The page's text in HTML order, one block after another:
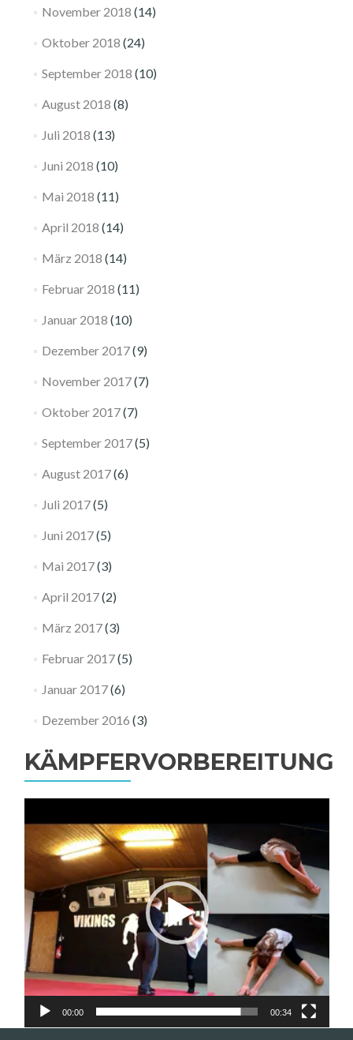
November 2018 (14)
Oktober 2018 (24)
September 2018 (10)
August 2018 (8)
Juli 2018 (13)
Juni 2018 (10)
Mai 2018 (11)
April 2018 (14)
März 2018 (14)
Februar 2018 (11)
Januar 2018 (10)
Dezember 2017(9)
November 2017(7)
Oktober 2017(7)
September 2017(5)
August 2017(6)
Juli 2017(5)
Juni 2017(5)
Mai 2017(3)
April 2017(2)
März 2017(3)
Februar 2017(5)
Januar 2017(6)
Dezember 2016 (3)
KÄMPFERVORBEREITUNG
Player
00:00 00:34